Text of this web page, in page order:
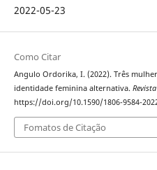
2022-05-23
Como Citar
Angulo Ordorika, I. (2022). Três
identidade feminina alternativa.
https://doi.org/10.1590/1806-9584-
Fomatos de Citação